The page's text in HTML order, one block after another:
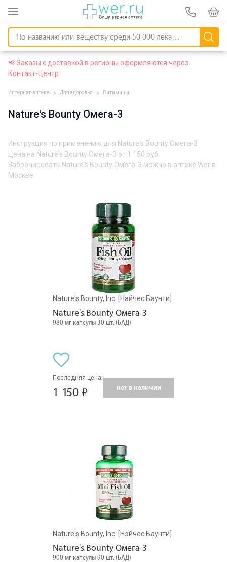
📢 Заказы с доставкой в регионы оформляются через
Контакт-Центр
Интернет-аптека Для здоровья Витамины
Nature's Bounty Омега-3
Инструкция по применению для Nature's Bounty Омега-3
Цена на Nature's Bounty Омега-3 от 1 150 руб.
Забронировать Nature's Bounty Омега-3 можно в аптеке Wer в
Москве
Nature's Bounty, Inc. [Нэйчес Баунти]
Nature's Bounty Омега-3
980 мг капсулы 30 шт. (БАД)
Последняя цена:
1 150 нет в наличии
Nature's Bounty, Inc. [Нэйчес Баунти]
Nature's Bounty Омега-3
900 мг капсулы 90 шт. (БАД)